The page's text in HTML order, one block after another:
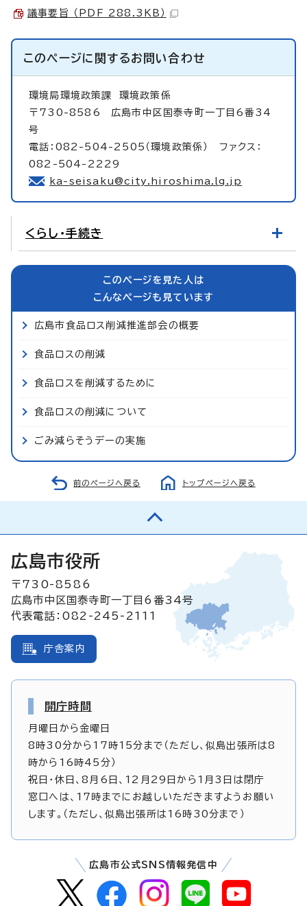
議事要旨 （PDF 288.3KB）
このページに関するお問い合わせ
環境局環境政策課 環境政策係
〒730-8586 広島市中区国泰寺町一丁目6番34
号
電話：082-504-2505（環境政策係） ファクス：
082-504-2229
ka-seisaku@city.hiroshima.lg.jp
くらし・手続き
このページを見た人は
こんなページも見ています
広島市食品ロス削減推進部会の概要
食品ロスの削減
食品ロスを削減するために
食品ロスの削減について
ごみ減らそうデーの実施
前のページへ戻る トップページへ戻る
広島市役所
〒730-8586
広島市中区国泰寺町一丁目6番34号
代表電話：082-245-2111
庁舎案内
開庁時間
月曜日から金曜日
8時30分から17時15分まで（ただし、似島出張所は8
時から16時45分）
祝日・休日、8月6日、12月29日から1月3日は閉庁
窓口へは、17時までにお越しいただきますようお願い
します。（ただし、似島出張所は16時30分まで）
広島市公式SNS情報発信中